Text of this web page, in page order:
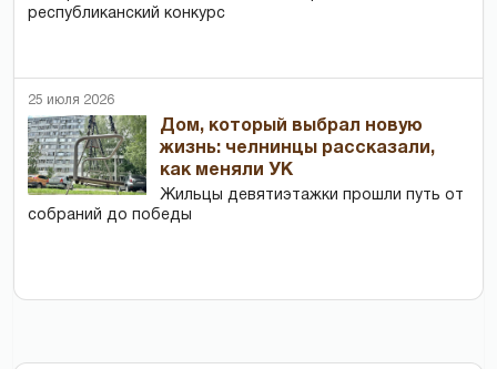
республиканский конкурс
25 июля 2026
Дом, который выбрал новую
жизнь: челнинцы рассказали,
как меняли УК
Жильцы девятиэтажки прошли путь от
собраний до победы